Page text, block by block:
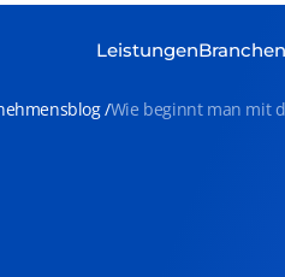
LeistungenBranchen
Wie beginnt man mit